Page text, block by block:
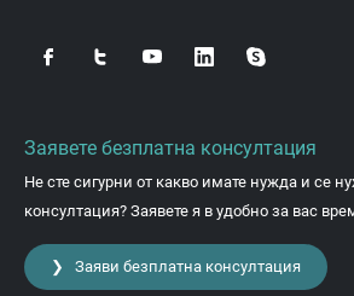
Заявете безплатна консултация
Не сте сигурни от какво имате нужда и се
консултация? Заявете я в удобно за вас
❯ Заяви безплатна консултация